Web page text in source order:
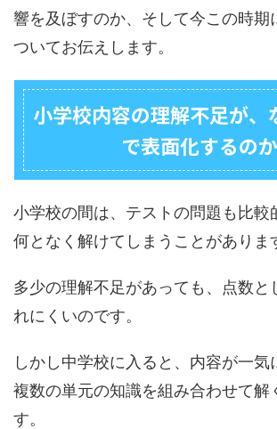
響を及ぼすのか、そして今この時期
ついてお伝えします。
小学校内容の理解不足が、
で表面化するのか
小学校の間は、テストの問題も比較
何となく解けてしまうことがありま
多少の理解不足があっても、点数と
れにくいのです。
しかし中学校に入ると、内容が一気
複数の単元の知識を組み合わせて解
す。